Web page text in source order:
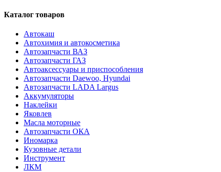
Каталог товаров
Автокаш
Автохимия и автокосметика
Автозапчасти ВАЗ
Автозапчасти ГАЗ
Автоаксессуары и приспособления
Автозапчасти Daewoo, Hyundai
Автозапчасти LADA Largus
Аккумуляторы
Наклейки
Яковлев
Масла моторные
Автозапчасти ОКА
Иномарка
Кузовные детали
Инструмент
ЛКМ